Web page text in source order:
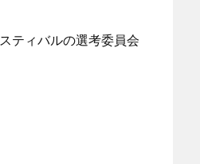
ティバルの選考委員会